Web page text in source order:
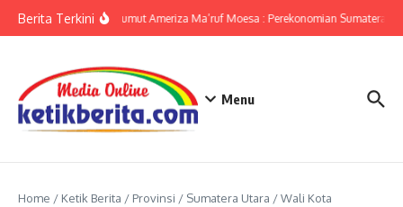
Berita TerkiniKPwBI Sumut Ameriza Ma’ruf Moesa : Perekonomian Sumatera
Menu
Home / Ketik Berita / Provinsi / Sumatera Utara /Wali Kota